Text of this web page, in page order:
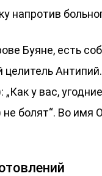
напротив
Буяне, есть
у вас,
болят“. Во имя